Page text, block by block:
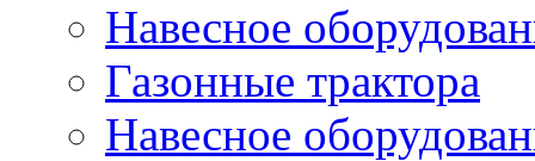
Навесное
Газонные трактора
Навесное